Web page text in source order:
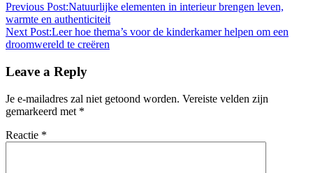
Previous Post:Natuurlijke elementen in interieur brengen leven,
warmte en authenticiteit
Next Post:Leer hoe thema’s voor de kinderkamer helpen om een
droomwereld te creëren
Leave a Reply
Je e-mailadres zal niet getoond worden. Vereiste velden zijn
gemarkeerd met *
Reactie *